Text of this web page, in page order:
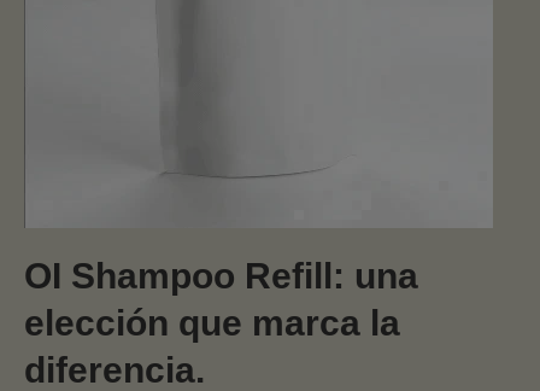
OI Shampoo Refill: una
elección que marca la
diferencia.